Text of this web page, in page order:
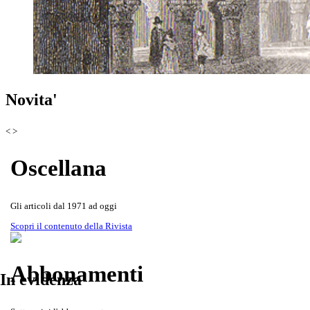
Rivista Oscellana
Scoprila attraverso le copertine
Novita'
< >
Oscellana
Gli articoli dal 1971 ad oggi
Scopri il contenuto della Rivista
Abbonamenti
In evidenza